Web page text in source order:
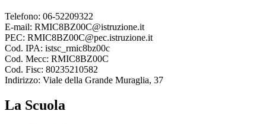
Telefono: 06-52209322
E-mail: RMIC8BZ00C@istruzione.it
PEC: RMIC8BZ00C@pec.istruzione.it
Cod. IPA: istsc_rmic8bz00c
Cod. Mecc: RMIC8BZ00C
Cod. Fisc: 80235210582
Indirizzo: Viale della Grande Muraglia, 37
La Scuola